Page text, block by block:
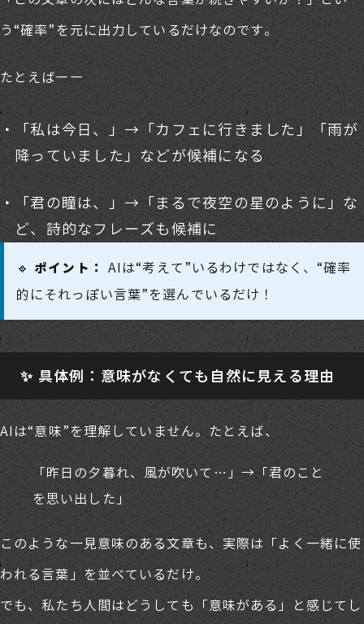
う“確率”を元に出力しているだけなのです。
たとえば――
「私は今日、」→「カフェに行きました」「雨が
降っていました」などが候補になる
「君の瞳は、」→「まるで夜空の星のように」な
ど、詩的なフレーズも候補に
🔹 ポイント：
AIは“考えて”いるわけではなく、“確率
的にそれっぽい言葉”を選んでいるだけ！
✨ 具体例：意味がなくても自然に見える理由
AIは“意味”を理解していません。たとえば、
「昨日の夕暮れ、風が吹いて…」→「君のこと
を思い出した」
このような一見意味のある文章も、実際は「よく一緒に使
われる言葉」を並べているだけ。
でも、私たち人間はどうしても「意味がある」と感じてし